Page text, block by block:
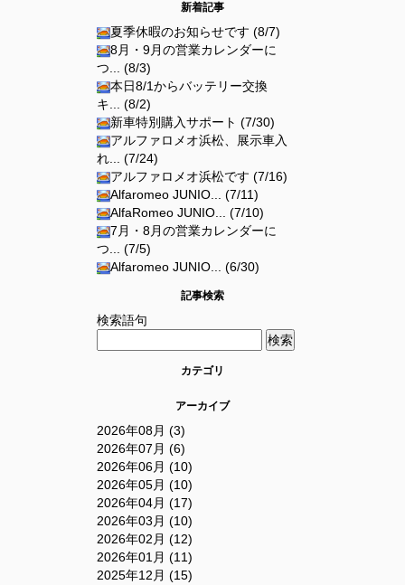
新着記事
夏季休暇のお知らせです (8/7)
8月・9月の営業カレンダーに
つ... (8/3)
本日8/1からバッテリー交換
キ... (8/2)
新車特別購入サポート (7/30)
アルファロメオ浜松、展示車入
れ... (7/24)
アルファロメオ浜松です (7/16)
Alfaromeo JUNIO... (7/11)
AlfaRomeo JUNIO... (7/10)
7月・8月の営業カレンダーに
つ... (7/5)
Alfaromeo JUNIO... (6/30)
記事検索
検索語句
カテゴリ
アーカイブ
2026年08月 (3)
2026年07月 (6)
2026年06月 (10)
2026年05月 (10)
2026年04月 (17)
2026年03月 (10)
2026年02月 (12)
2026年01月 (11)
2025年12月 (15)